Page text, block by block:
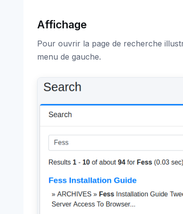
Affichage
Pour ouvrir la page de recherche
menu de gauche.